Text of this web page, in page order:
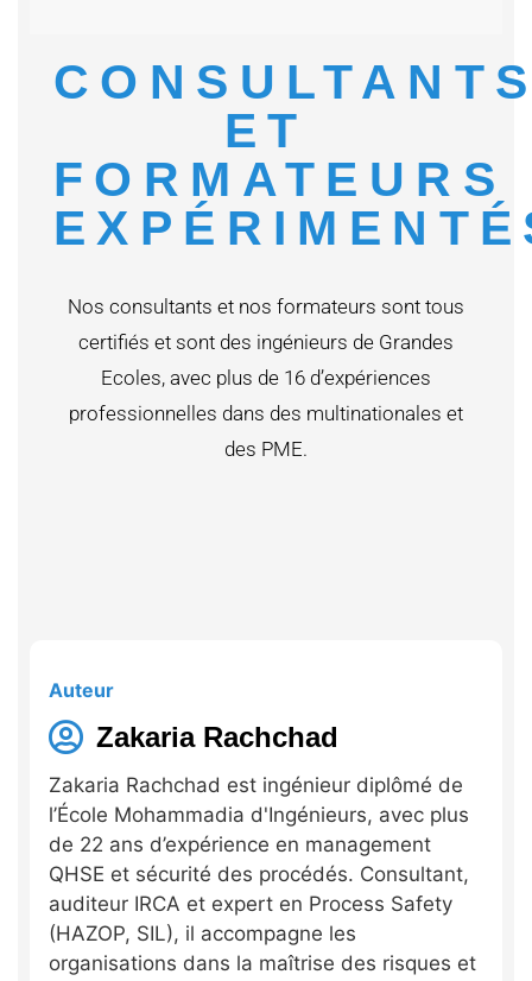
ET
FORMATEURS
Nos consultants et nos formateurs sont tous
certifiés et sont des ingénieurs de Grandes
Ecoles, avec plus de 16 d’expériences
professionnelles dans des multinationales et
des PME.
Auteur
Zakaria Rachchad
Zakaria Rachchad est ingénieur diplômé de
l’École Mohammadia d'Ingénieurs, avec plus
de 22 ans d’expérience en management
QHSE et sécurité des procédés. Consultant,
auditeur IRCA et expert en Process Safety
(HAZOP, SIL), il accompagne les
organisations dans la maîtrise des risques et